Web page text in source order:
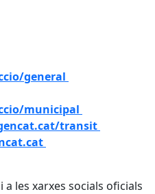
general
municipal
transit
les xarxes socials oficials